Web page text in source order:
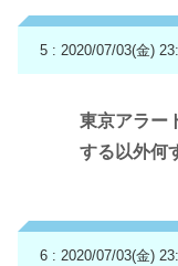
5 : 2020/07/03(金)
東京アラー
する以外何
6 : 2020/07/03(金)